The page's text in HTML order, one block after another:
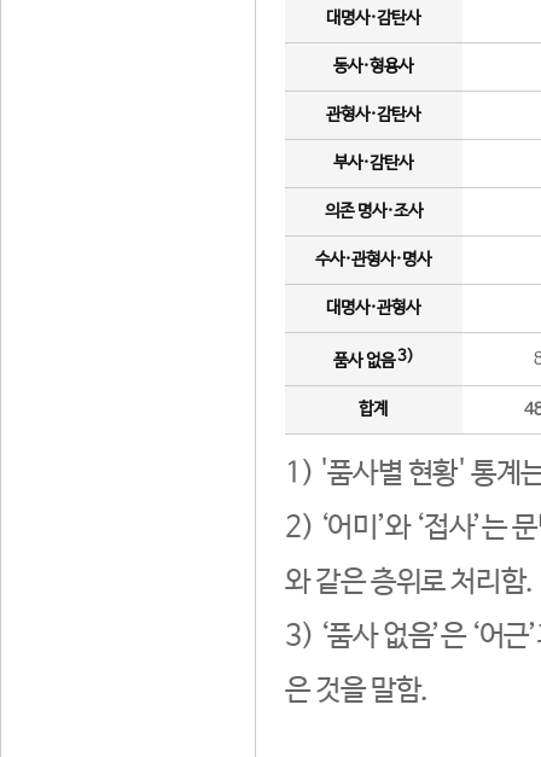
대명사·감탄사
동사·형용사
관형사·감탄사
부사·감탄사
의존 명사·조사
수사·관형사·명사
대명사·관형사
품사 없음3)
합계
1) '품사별 현황' 통계
2) ‘어미’와 ‘접사’는
와 같은 층위로 처리함.
3) ‘품사 없음’은 ‘어
은 것을 말함.